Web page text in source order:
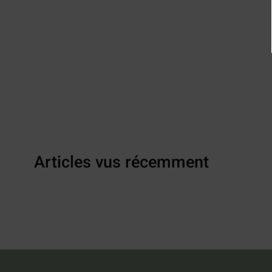
Articles vus récemment